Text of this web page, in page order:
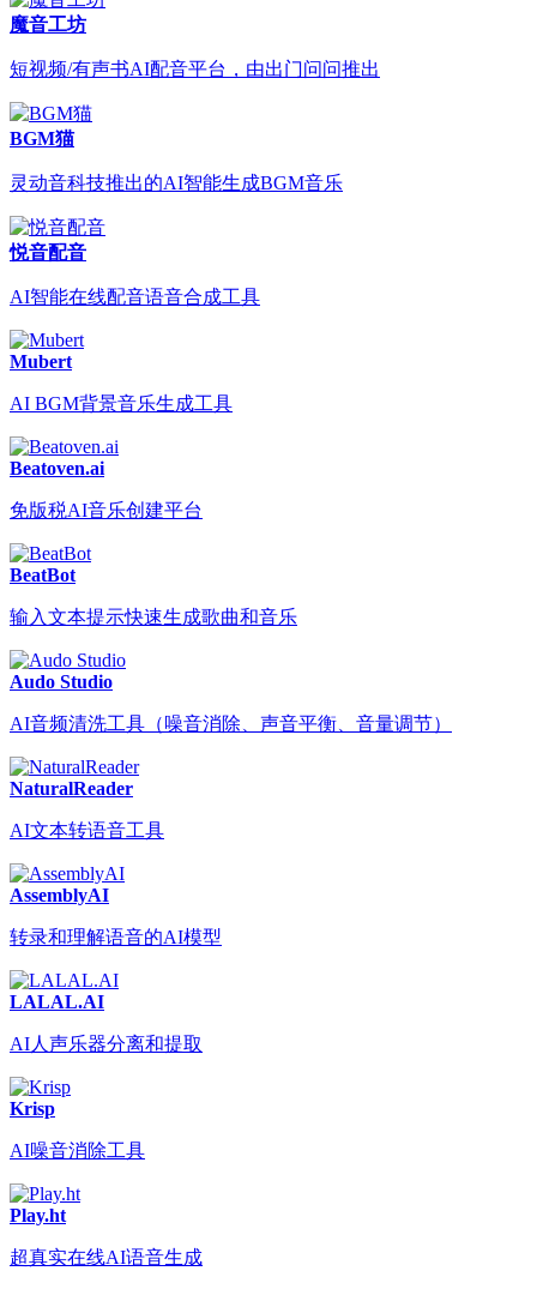
魔音工坊
短视频/有声书AI配音平台，由出门问问推出
BGM猫
灵动音科技推出的AI智能生成BGM音乐
悦音配音
AI智能在线配音语音合成工具
Mubert
AI BGM背景音乐生成工具
Beatoven.ai
免版税AI音乐创建平台
BeatBot
输入文本提示快速生成歌曲和音乐
Audo Studio
AI音频清洗工具（噪音消除、声音平衡、音量调节）
NaturalReader
AI文本转语音工具
AssemblyAI
转录和理解语音的AI模型
LALAL.AI
AI人声乐器分离和提取
Krisp
AI噪音消除工具
Play.ht
超真实在线AI语音生成